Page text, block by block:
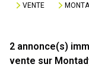
VENTE
2 annonce(s)
vente sur